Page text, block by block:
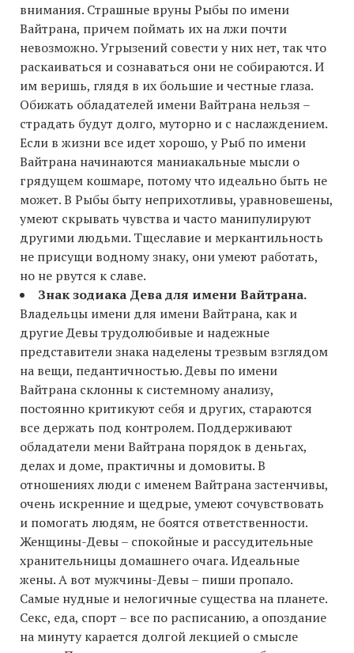
внимания. Страшные вруны Рыбы по имени
Вайтрана, причем поймать их на лжи почти
невозможно. Угрызений совести у них нет, так что
раскаиваться и сознаваться они не собираются. И
им веришь, глядя в их большие и честные глаза.
Обижать обладателей имени Вайтрана нельзя –
страдать будут долго, муторно и с наслаждением.
Если в жизни все идет хорошо, у Рыб по имени
Вайтрана начинаются маниакальные мысли о
грядущем кошмаре, потому что идеально быть не
может. В Рыбы быту неприхотливы, уравновешены,
умеют скрывать чувства и часто манипулируют
другими людьми. Тщеславие и меркантильность
не присущи водному знаку, они умеют работать,
но не рвутся к славе.
Знак зодиака Дева для имени Вайтрана.
Владельцы имени для имени Вайтрана, как и
другие Девы трудолюбивые и надежные
представители знака наделены трезвым взглядом
на вещи, педантичностью. Девы по имени
Вайтрана склонны к системному анализу,
постоянно критикуют себя и других, стараются
все держать под контролем. Поддерживают
обладатели мени Вайтрана порядок в деньгах,
делах и доме, практичны и домовиты. В
отношениях люди с именем Вайтрана застенчивы,
очень искренние и щедрые, умеют сочувствовать
и помогать людям, не боятся ответственности.
Женщины-Девы – спокойные и рассудительные
хранительницы домашнего очага. Идеальные
жены. А вот мужчины-Девы – пиши пропало.
Самые нудные и нелогичные существа на планете.
Секс, еда, спорт – все по расписанию, а опоздание
на минуту карается долгой лекцией о смысле